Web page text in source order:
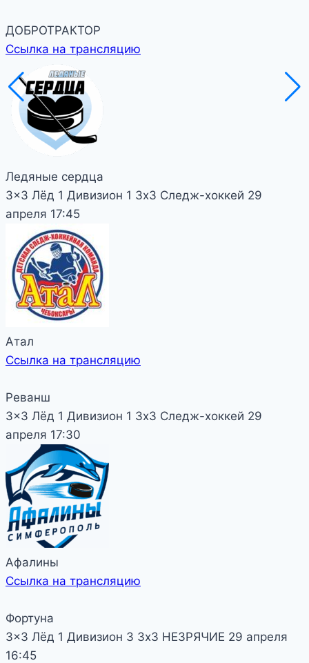
ДОБРОТРАКТОР
Ссылка на трансляцию
Ледяные сердца
3x3 Лёд 1 Дивизион 1 3х3 Следж-хоккей 29
апреля 17:45
Атал
Ссылка на трансляцию
Реванш
3x3 Лёд 1 Дивизион 1 3х3 Следж-хоккей 29
апреля 17:30
Афалины
Ссылка на трансляцию
Фортуна
3x3 Лёд 1 Дивизион 3 3х3 НЕЗРЯЧИЕ 29 апреля
16:45